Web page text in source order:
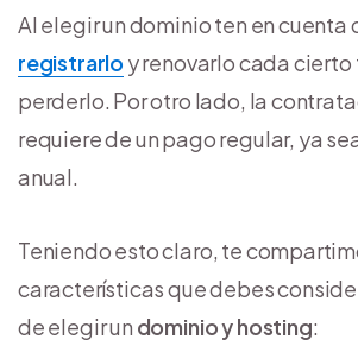
Al elegir un dominio ten en cuenta
registrarlo y renovarlo cada
perderlo. Por otro lado, la
requiere de un pago regular, ya
anual.
Teniendo esto claro, te
características que debes
de elegir un dominio y hosting: